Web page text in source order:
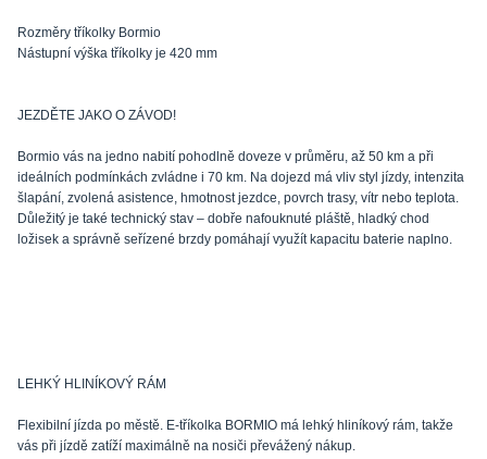
Rozměry tříkolky Bormio
Nástupní výška tříkolky je 420 mm
JEZDĚTE JAKO O ZÁVOD!
Bormio vás na jedno nabití pohodlně doveze v průměru, až 50 km a při
ideálních podmínkách zvládne i 70 km. Na dojezd má vliv styl jízdy, intenzita
šlapání, zvolená asistence, hmotnost jezdce, povrch trasy, vítr nebo teplota.
Důležitý je také technický stav – dobře nafouknuté pláště, hladký chod
ložisek a správně seřízené brzdy pomáhají využít kapacitu baterie naplno.
LEHKÝ HLINÍKOVÝ RÁM
Flexibilní jízda po městě. E-tříkolka BORMIO má lehký hliníkový rám, takže
vás při jízdě zatíží maximálně na nosiči převážený nákup.